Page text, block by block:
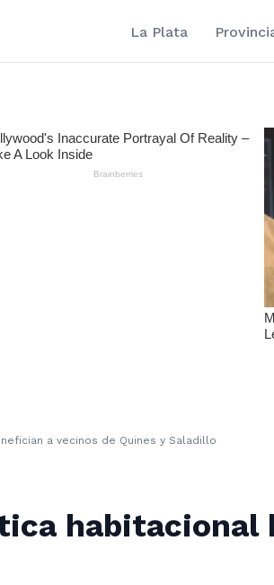
La Plata
a vecinos de Quines y Saladillo
habitacional